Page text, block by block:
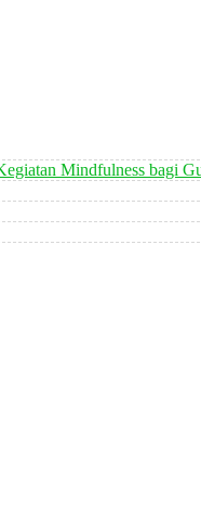
Mindfulness bagi